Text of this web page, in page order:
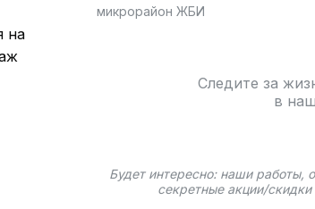
на
микрорайон ЖБИ
Следите за
в
Будет интересно: наши работы,
секретные акции/